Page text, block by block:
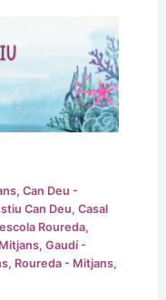
, Can Deu -
Can Deu, Casal
Roureda,
, Gaudí -
, Roureda - Mitjans,